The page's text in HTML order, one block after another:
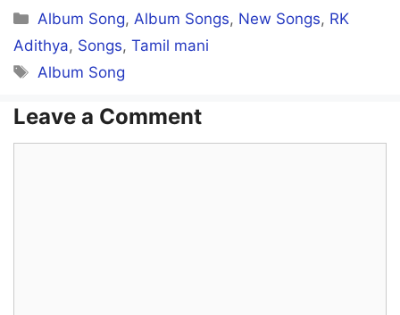
Categories
Album Song,Album Songs, New Songs, RK
Adithya, Songs, Tamil mani
Tags
Album Song
Leave a Comment